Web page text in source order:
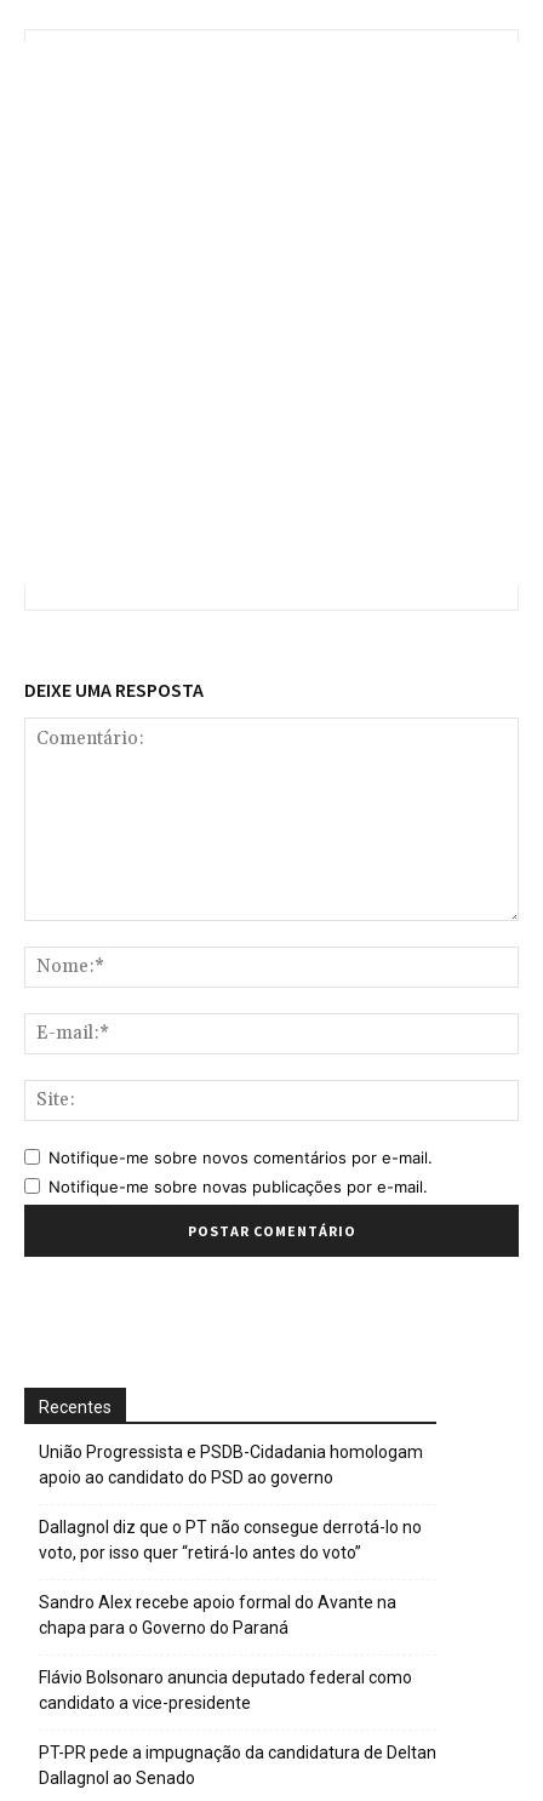
DEIXE UMA RESPOSTA
Notifique-me sobre novos comentários por e-mail.
Notifique-me sobre novas publicações por e-mail.
Recentes
União Progressista e PSDB-Cidadania homologam
apoio ao candidato do PSD ao governo
Dallagnol diz que o PT não consegue derrotá-lo no
voto, por isso quer “retirá-lo antes do voto”
Sandro Alex recebe apoio formal do Avante na
chapa para o Governo do Paraná
Flávio Bolsonaro anuncia deputado federal como
candidato a vice-presidente
PT-PR pede a impugnação da candidatura de Deltan
Dallagnol ao Senado